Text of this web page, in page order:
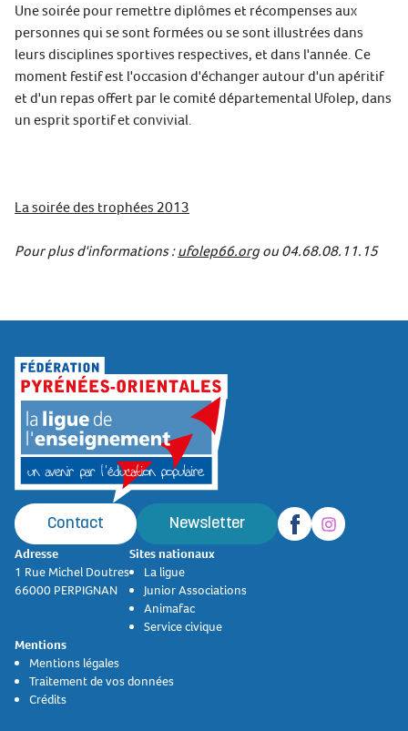
Une soirée pour remettre diplômes et récompenses aux
personnes qui se sont formées ou se sont illustrées dans
leurs disciplines sportives respectives, et dans l'année. Ce
moment festif est l'occasion d'échanger autour d'un apéritif
et d'un repas offert par le comité départemental Ufolep, dans
un esprit sportif et convivial.
La soirée des trophées 2013
Pour plus d'informations :ufolep66.orgou 04.68.08.11.15
Contact Newsletter
Adresse
1 Rue Michel Doutres
66000 PERPIGNAN
Sites nationaux
La ligue
Junior Associations
Animafac
Service civique
Mentions
Mentions légales
Traitement de vos données
Crédits